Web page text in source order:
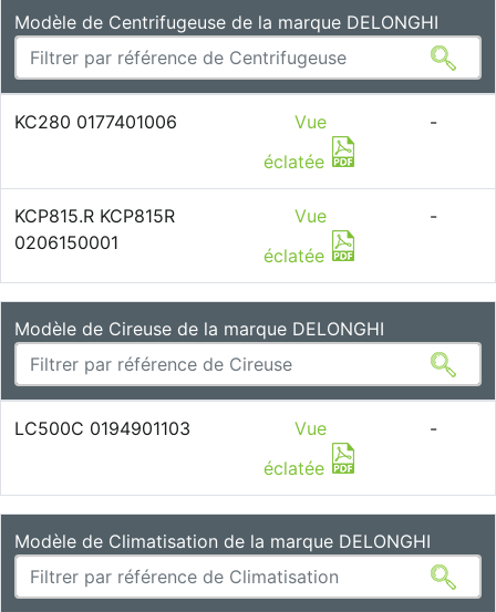
Modèle de Centrifugeuse de la marque DELONGHI
KC280 0177401006
Vue
éclatée
-
KCP815.R KCP815R
0206150001
Vue
éclatée
-
Modèle de Cireuse de la marque DELONGHI
LC500C 0194901103
Vue
éclatée
-
Modèle de Climatisation de la marque DELONGHI